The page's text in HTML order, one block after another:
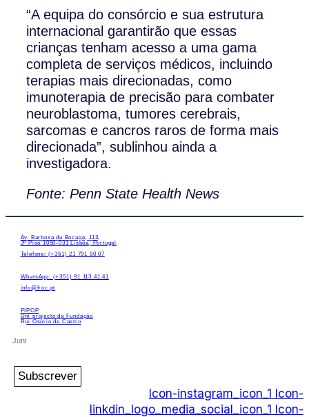
“A equipa do consórcio e sua estrutura
internacional garantirão que essas
crianças tenham acesso a uma gama
completa de serviços médicos, incluindo
terapias mais direcionadas, como
imunoterapia de precisão para combater
neuroblastoma, tumores cerebrais,
sarcomas e cancros raros de forma mais
direcionada”, sublinhou ainda a
investigadora.
Fonte: Penn State Health News
Av. Barbosa du Bocage, 113,
3º Piso 1050-031 Lisboa, Portugal
Telefone: (+351) 21 791 50 07
WhatsApp: (+351) 91 113 41 41
info@froc.pt
PIPOP
Um projecto da Fundação
Rui Osório de Castro
Subscrever
Icon-instagram_icon_1 Icon-
linkdin_logo_media_social_icon_1 Icon-